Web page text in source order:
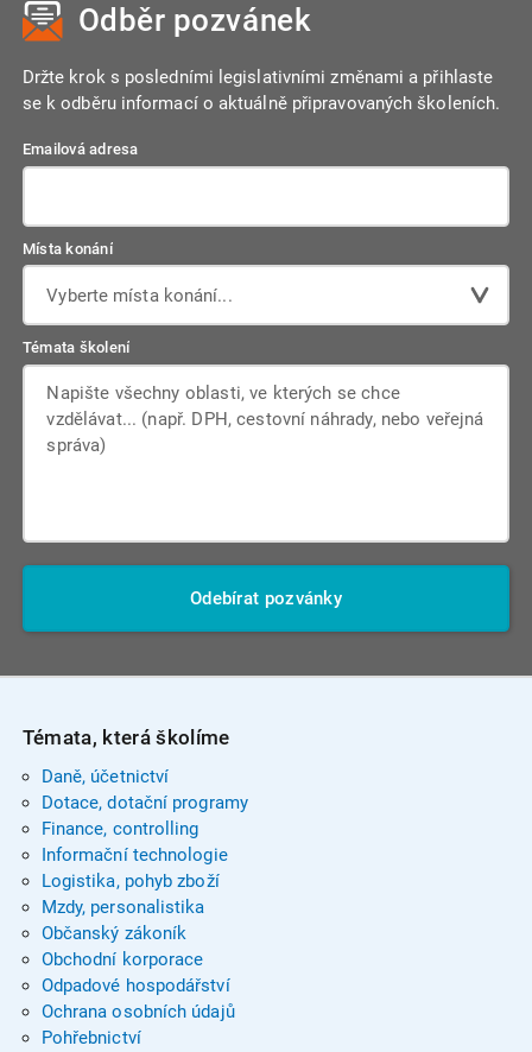
Odběr pozvánek
Držte krok s posledními legislativními změnami a přihlaste
se k odběru informací o aktuálně připravovaných školeních.
Emailová adresa
Místa konání
Vyberte místa konání...
Témata školení
Odebírat pozvánky
Témata, která školíme
Daně, účetnictví
Dotace, dotační programy
Finance, controlling
Informační technologie
Logistika, pohyb zboží
Mzdy, personalistika
Občanský zákoník
Obchodní korporace
Odpadové hospodářství
Ochrana osobních údajů
Pohřebnictví